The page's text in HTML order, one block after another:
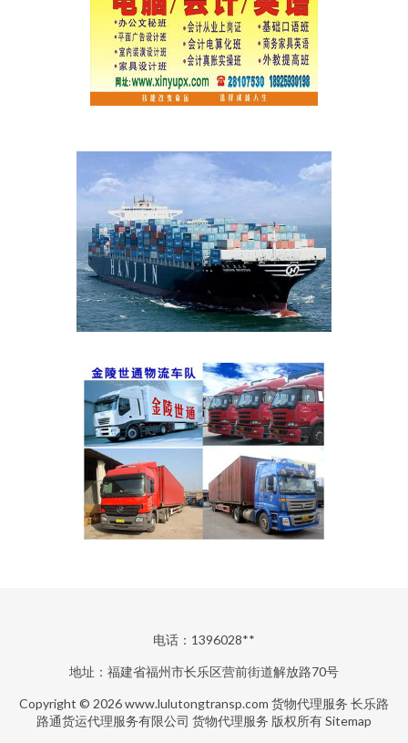
电话：1396028**
地址：福建省福州市长乐区营前街道解放路70号
Copyright © 2026www.lulutongtransp.com 货物代理服务 长乐路
路通货运代理服务有限公司 货物代理服务 版权所有Sitemap